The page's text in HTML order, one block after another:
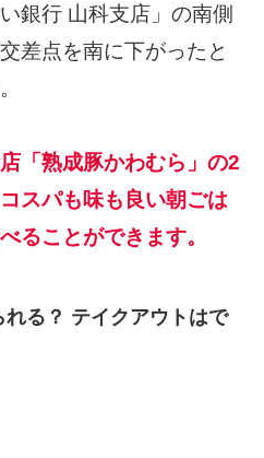
銀行 山科支店」の南側
差点を南に下がったと
「熟成豚かわむら」の2
スパも味も良い朝ごは
ることができます。
る？ テイクアウトはで